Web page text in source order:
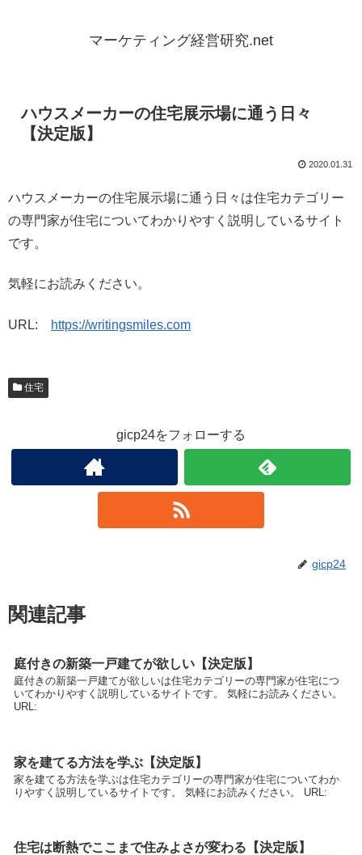
マーケティング経営研究.net
ハウスメーカーの住宅展示場に通う日々
【決定版】
2020.01.31
ハウスメーカーの住宅展示場に通う日々は住宅カテゴリー
の専門家が住宅についてわかりやすく説明しているサイト
です。
気軽にお読みください。
URL: https://writingsmiles.com
住宅
gicp24をフォローする
gicp24
関連記事
庭付きの新築一戸建てが欲しい【決定版】
庭付きの新築一戸建てが欲しいは住宅カテゴリーの専門家が住宅につ
いてわかりやすく説明しているサイトです。 気軽にお読みください。
URL:
家を建てる方法を学ぶ【決定版】
家を建てる方法を学ぶは住宅カテゴリーの専門家が住宅についてわか
りやすく説明しているサイトです。 気軽にお読みください。 URL:
住宅は断熱でここまで住みよさが変わる【決定版】